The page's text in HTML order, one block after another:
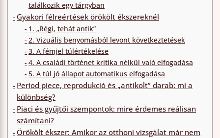
találkozik egy tárgyban
Gyakori félreértések örökölt ékszereknél
1. „Régi, tehát antik”
2. Vizuális benyomásból levont következtetések
3. A fémjel túlértékelése
4. A családi történet kritika nélkül való elfogadása
5. A túl jó állapot automatikus elfogadása
Period piece, reprodukció és „antikolt” darab: mi a
különbség?
Piaci és gyűjtői szempontok: mire érdemes reálisan
számítani?
Örökölt ékszer: Amikor az otthoni vizsgálat már nem